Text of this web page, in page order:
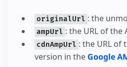
originalUrl : the
ampUrl : the URL of the
cdnAmpUrl : the URL of
version in the Google